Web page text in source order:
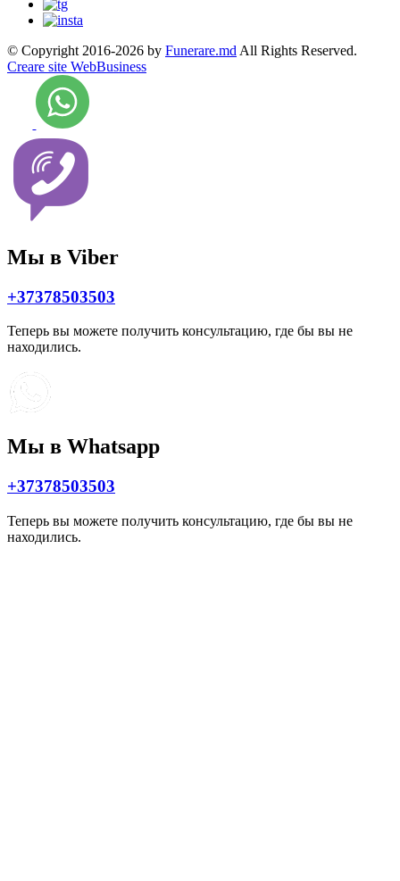
© Copyright 2016-2026 by Funerare.md All Rights Reserved.
Creare site WebBusiness
Мы в Viber
+37378503503
Теперь вы можете получить консультацию, где бы вы не
находились.
Мы в Whatsapp
+37378503503
Теперь вы можете получить консультацию, где бы вы не
находились.